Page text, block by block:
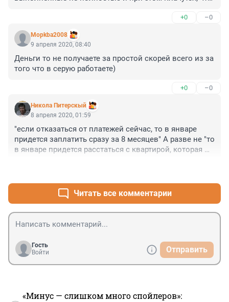
зарплату. Не верю. Денег присвоили кучу за не
выполненные работы, а это мошенничество, в УК РФ
существуют соответствующие статьи для
привлечения недовольных манипуляторов к
ответственности.
+0 –0
Mopkba2008
9 апреля 2020, 08:40
Деньги то не получаете за простой скорей всего из за
того что в серую работаете)
+0 –0
Никола Питерскый
8 апреля 2020, 01:59
"если отказаться от платежей сейчас, то в январе
придется заплатить сразу за 8 месяцев" А разве не "то
в январе придется расстаться с квартирой, которая
хочет платить, а кто-то не может.
Читать все комментарии
Гость
Войти
Отправить
«Минус — слишком много спойлеров»: